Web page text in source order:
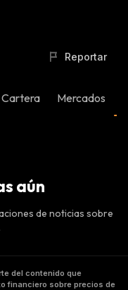
Reportar
Cartera Mercados
aún
de noticias sobre
del contenido que
financiero sobre precios de